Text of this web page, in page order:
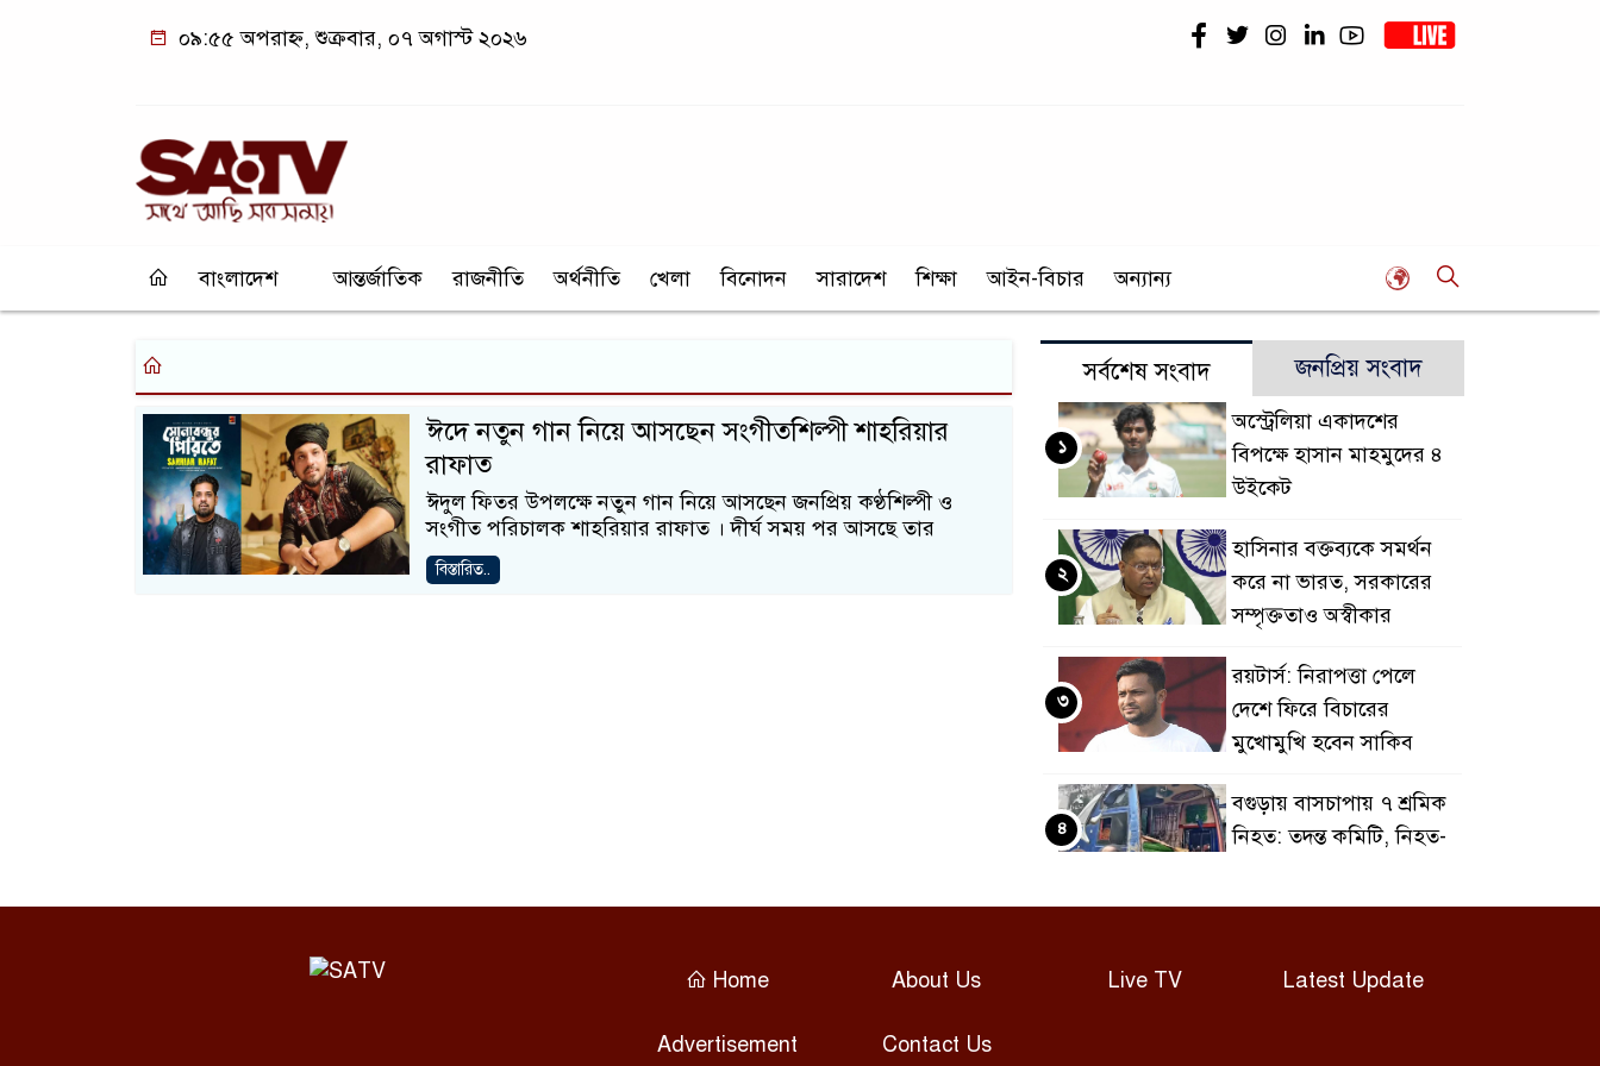
০৯:৫৫ অপরাহ্ন, শুক্রবার, ০৭ অগাস্ট ২০২৬
বাংলাদেশ আন্তর্জাতিক রাজনীতি অর্থনীতি খেলা বিনোদন সারাদেশ শিক্ষা আইন-বিচার অন্যান্য
ঈদে নতুন গান নিয়ে আসছেন সংগীতশিল্পী শাহরিয়ার
রাফাত
ঈদুল ফিতর উপলক্ষে নতুন গান নিয়ে আসছেন জনপ্রিয় কণ্ঠশিল্পী ও
সংগীত পরিচালক শাহরিয়ার রাফাত । দীর্ঘ সময় পর আসছে তার
বিস্তারিত..
সর্বশেষ সংবাদ জনপ্রিয় সংবাদ
অস্ট্রেলিয়া একাদশের
বিপক্ষে হাসান মাহমুদের ৪
উইকেট
১
হাসিনার বক্তব্যকে সমর্থন
করে না ভারত, সরকারের
সম্পৃক্ততাও অস্বীকার
২
রয়টার্স: নিরাপত্তা পেলে
দেশে ফিরে বিচারের
মুখোমুখি হবেন সাকিব
৩
বগুড়ায় বাসচাপায় ৭ শ্রমিক
নিহত: তদন্ত কমিটি, নিহত-
৪
অভিযোগ নাহিদ ইসলামের
Home About Us Live TV Latest Update
Advertisement Contact Us